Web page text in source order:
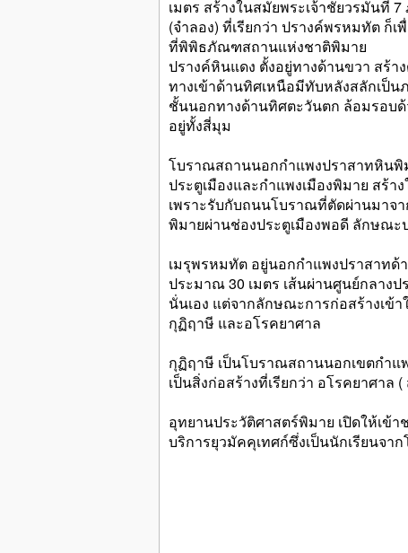
เมตร สร้างในสมัยพระเจ้าชัยวรมันที่
(จำลอง) ที่เรียกว่า ปรางค์พรหมทัต ก็
ที่พิพิธภัณฑสถานแห่งชาติพิมาย
ปรางค์หินแดง ตั้งอยู่ทางด้านขวา สร้า
ทางเข้าด้านทิศเหนือมีทับหลังสลักเป็
ชั้นนอกทางด้านทิศตะวันตก ล้อมรอบ
อยู่ทั้งสี่มุม
โบราณสถานนอกกำแพงปราสาทหินพิ
ประตูเมืองและกำแพงเมืองพิมาย สร้
เพราะรับกับถนนโบราณที่ตัดผ่านมาจ
พิมายผ่านช่องประตูเมืองพอดี ลักษณะ
เมรุพรหมทัต อยู่นอกกำแพงปราสาท
ประมาณ 30 เมตร เส้นผ่านศูนย์กลาง
นั่นเอง แต่จากลักษณะการก่อสร้างเข้
กุฏิฤาษี และอโรคยาศาล
กุฏิฤาษี เป็นโบราณสถานนอกเขตกำแ
เป็นสิ่งก่อสร้างที่เรียกว่า อโรคยาศา
อุทยานประวัติศาสตร์พิมาย เปิดให้เข้
บริการยุวมัคคุเทศก์ซึ่งเป็นนักเรียนจา